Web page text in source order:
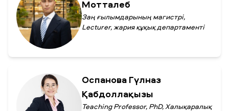
Мотталеб
Заң ғылымдарының магистрі,
Lecturer, жария құқық департаменті
Оспанова Гүлназ
Қабдоллақызы
Teaching Professor, PhD, Халықаралық